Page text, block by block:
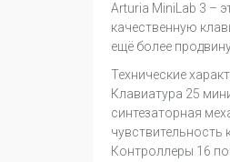
Arturia MiniLab 3 –
качественную
ещё более
Технические
Клавиатура 25
синтезаторная
чувствительность
Контроллеры 16